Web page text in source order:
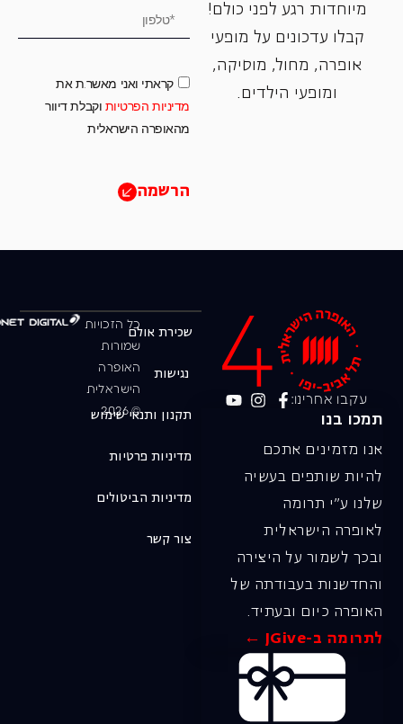
מיוחדות רגע לפני כולם!
קבלו עדכונים על מופעי
אופרה, ‏מחול, ‏מוסיקה,
ומופעי הילדים.
קראתי ואני מאשר.ת את
מדיניות הפרטיות וקבלת דיוור
מהאופרה הישראלית
הרשמה
עקבו אחרינו:
תמכו בנו
אנו מזמינים אתכם
להיות שותפים בעשיה
שלנו ע"י תרומה
לאופרה הישראלית
ובכך לשמור על היצירה
והחדשנות בעבודתה של
האופרה כיום ובעתיד.
לתרומה ב-JGive ←
כל הזכויות
שמורות
האופרה
הישראלית
© 2026
שכירת אולם
נגישות
תקנון ותנאי שימוש
מדיניות פרטיות
מדיניות הביטולים
צור קשר